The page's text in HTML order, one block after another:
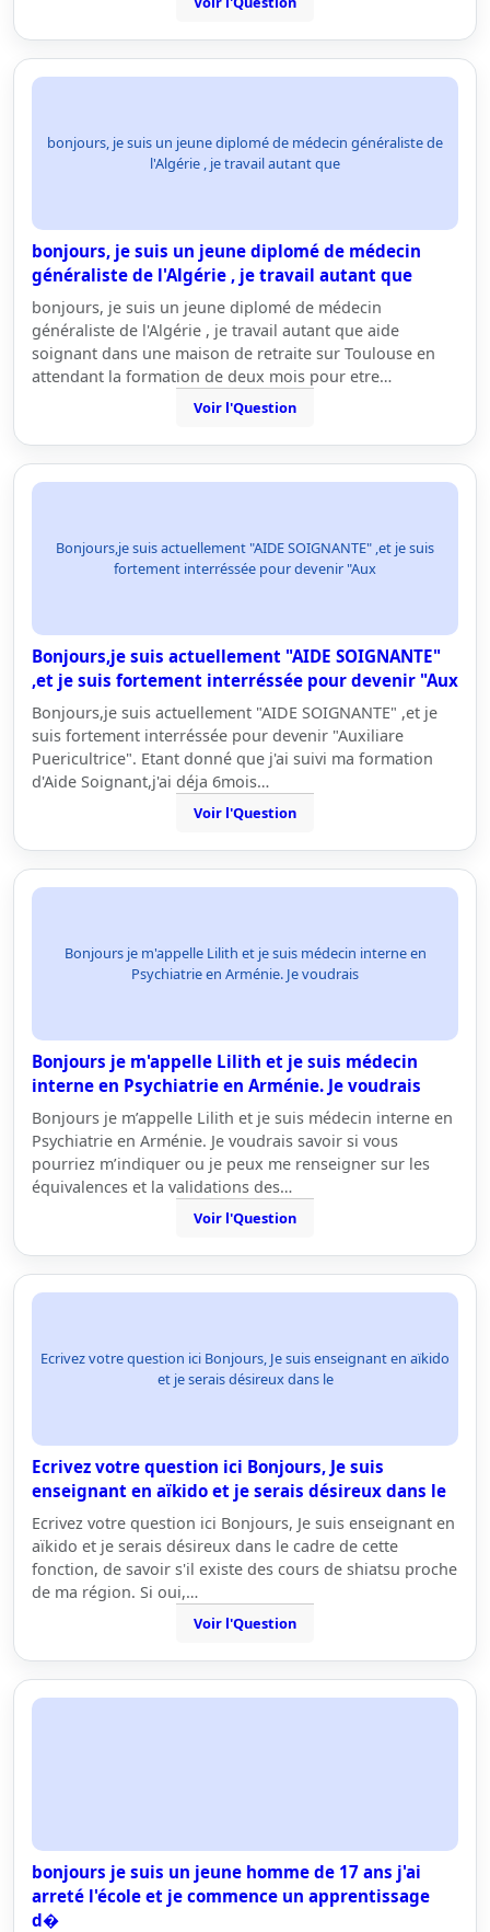
bonjours, je suis un jeune diplomé de médecin généraliste de
l'Algérie , je travail autant que
bonjours, je suis un jeune diplomé de médecin
généraliste de l'Algérie , je travail autant que
bonjours, je suis un jeune diplomé de médecin
généraliste de l'Algérie , je travail autant que aide
soignant dans une maison de retraite sur Toulouse en
attendant la formation de deux mois pour etre…
Voir l'Question
Bonjours,je suis actuellement "AIDE SOIGNANTE" ,et je suis
fortement interréssée pour devenir "Aux
Bonjours,je suis actuellement "AIDE SOIGNANTE"
,et je suis fortement interréssée pour devenir "Aux
Bonjours,je suis actuellement "AIDE SOIGNANTE" ,et je
suis fortement interréssée pour devenir "Auxiliare
Puericultrice". Etant donné que j'ai suivi ma formation
d'Aide Soignant,j'ai déja 6mois…
Voir l'Question
Bonjours je m'appelle Lilith et je suis médecin interne en
Psychiatrie en Arménie. Je voudrais
Bonjours je m'appelle Lilith et je suis médecin
interne en Psychiatrie en Arménie. Je voudrais
Bonjours je m’appelle Lilith et je suis médecin interne en
Psychiatrie en Arménie. Je voudrais savoir si vous
pourriez m’indiquer ou je peux me renseigner sur les
équivalences et la validations des…
Voir l'Question
Ecrivez votre question ici Bonjours, Je suis enseignant en aïkido
et je serais désireux dans le
Ecrivez votre question ici Bonjours, Je suis
enseignant en aïkido et je serais désireux dans le
Ecrivez votre question ici Bonjours, Je suis enseignant en
aïkido et je serais désireux dans le cadre de cette
fonction, de savoir s'il existe des cours de shiatsu proche
de ma région. Si oui,…
Voir l'Question
bonjours je suis un jeune homme de 17 ans j'ai
arreté l'école et je commence un apprentissage
d�